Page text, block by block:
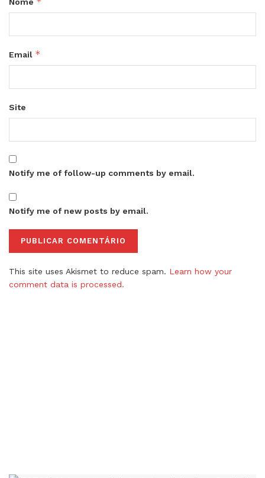
Email *
Site
Notify me of follow-up comments by email.
Notify me of new posts by email.
This site uses Akismet to reduce spam. Learn how your
comment data is processed.